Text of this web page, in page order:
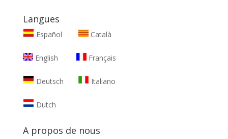
Langues
Español Català
English Français
Deutsch Italiano
Dutch
A propos de nous